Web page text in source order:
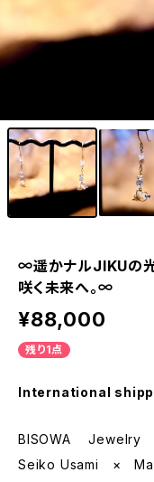
∞遥かナルJIKUの光
咲く未来へ。∞
¥88,000
残り1点
International
BISOWA Jewelry
Seiko Usami ×